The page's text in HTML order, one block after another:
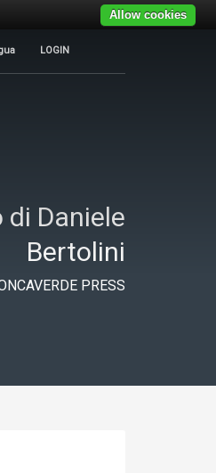
LOGIN
di Daniele
Bertolini
PRESS
Allow cookies